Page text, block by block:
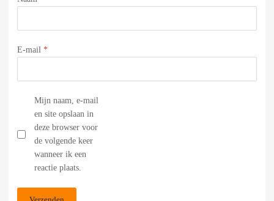
E-mail *
Mijn naam, e-mail
en site opslaan in
deze browser voor
de volgende keer
wanneer ik een
reactie plaats.